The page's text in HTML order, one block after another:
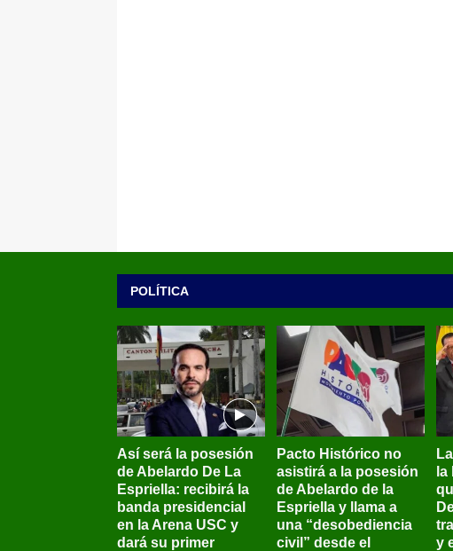
POLÍTICA
Así será la posesión
de Abelardo De La
Espriella: recibirá la
banda presidencial
en la Arena USC y
dará su primer
Pacto Histórico no
asistirá a la posesión
de Abelardo de la
Espriella y llama a
una “desobediencia
civil” desde el
y